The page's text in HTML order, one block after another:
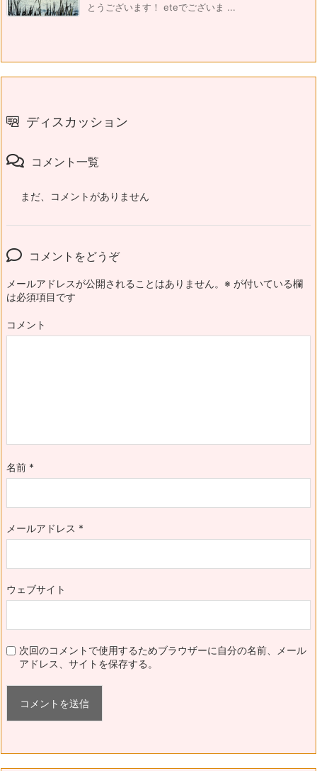
とうございます！ eteでございま ...
ディスカッション
コメント一覧
まだ、コメントがありません
コメントをどうぞ
メールアドレスが公開されることはありません。 ※ が付いている欄
は必須項目です
コメント
名前 *
メールアドレス *
ウェブサイト
次回のコメントで使用するためブラウザーに自分の名前、メール
アドレス、サイトを保存する。